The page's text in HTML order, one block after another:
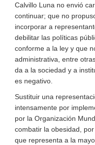
Calvillo Luna no envió
continuar; que no
incorporar a
debilitar las políticas
conforme a la ley y que
administrativa, entre
da a la sociedad y a
es negativo.
Sustituir una
intensamente por
por la Organización
combatir la obesidad,
que representa a la